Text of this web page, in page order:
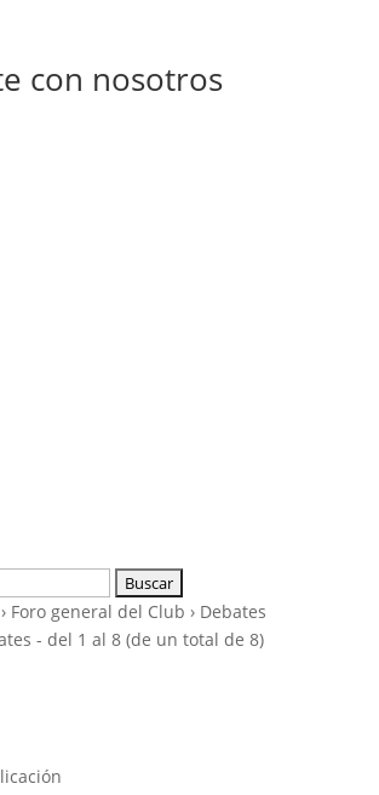
con nosotros
› Foro general del Club › Debates
- del 1 al 8 (de un total de 8)